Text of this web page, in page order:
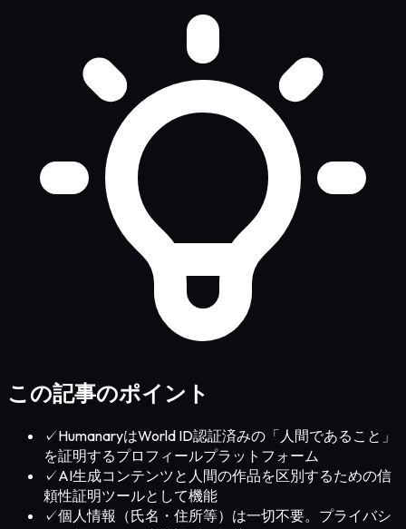
この記事のポイント
✓HumanaryはWorld ID認証済みの「人間であること」
を証明するプロフィールプラットフォーム
✓AI生成コンテンツと人間の作品を区別するための信
頼性証明ツールとして機能
✓個人情報（氏名・住所等）は一切不要。プライバシ